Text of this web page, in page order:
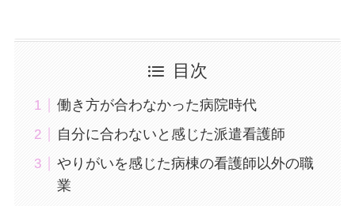
目次
働き方が合わなかった病院時代
自分に合わないと感じた派遣看護師
やりがいを感じた病棟の看護師以外の職
業